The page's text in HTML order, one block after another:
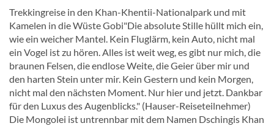
Trekkingreise in den Khan-Khentii-Nationalpark und mit
Kamelen in die Wüste Gobi"Die absolute Stille hüllt mich ein,
wie ein weicher Mantel. Kein Fluglärm, kein Auto, nicht mal
ein Vogel ist zu hören. Alles ist weit weg, es gibt nur mich, die
braunen Felsen, die endlose Weite, die Geier über mir und
den harten Stein unter mir. Kein Gestern und kein Morgen,
nicht mal den nächsten Moment. Nur hier und jetzt. Dankbar
für den Luxus des Augenblicks." (Hauser-Reiseteilnehmer)
Die Mongolei ist untrennbar mit dem Namen Dschingis Khan